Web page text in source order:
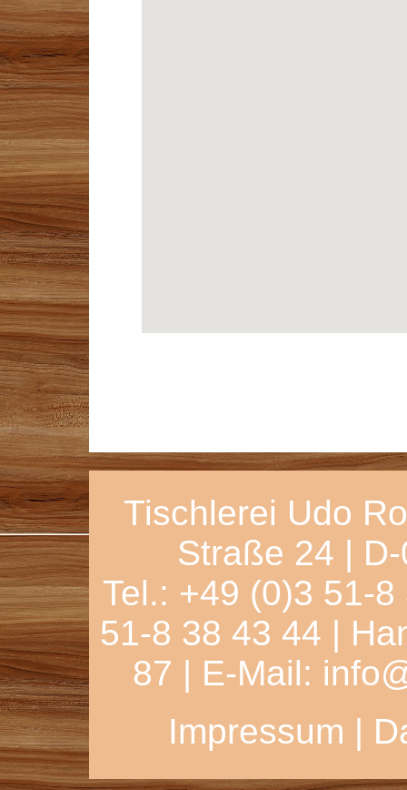
Tischlerei Udo
Straße 24 |
Tel.: +49 (0)3 51-
51-8 38 43 44 |
87 | E-Mail:
Impressum |